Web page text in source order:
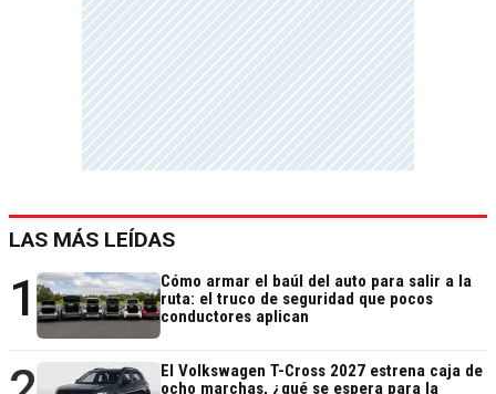
LAS MÁS LEÍDAS
1
Cómo armar el baúl del auto para salir a la
ruta: el truco de seguridad que pocos
conductores aplican
El Volkswagen T-Cross 2027 estrena caja de
ocho marchas, ¿qué se espera para la